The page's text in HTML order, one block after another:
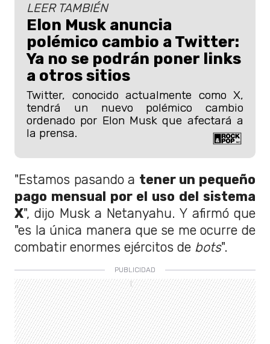
LEER TAMBIÉN
Elon Musk anuncia
polémico cambio a Twitter:
Ya no se podrán poner links
a otros sitios
Twitter, conocido actualmente como X,
tendrá un nuevo polémico cambio
ordenado por Elon Musk que afectará a
la prensa.
"Estamos pasando a tener un pequeño
pago mensual por el uso del sistema
X", dijo Musk a Netanyahu. Y afirmó que
"es la única manera que se me ocurre de
combatir enormes ejércitos de bots".